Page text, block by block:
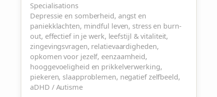
Specialisations
Depressie en somberheid, angst en
paniekklachten, mindful leven, stress en burn-
out, effectief in je werk, leefstijl & vitaliteit,
zingevingsvragen, relatievaardigheden,
opkomen voor jezelf, eenzaamheid,
hooggevoeligheid en prikkelverwerking,
piekeren, slaapproblemen, negatief zelfbeeld,
aDHD / Autisme